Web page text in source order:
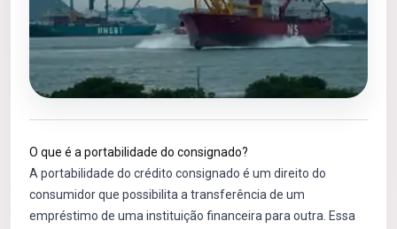
O que é a portabilidade do consignado?
A portabilidade do crédito consignado é um direito do
consumidor que possibilita a transferência de um
empréstimo de uma instituição financeira para outra. Essa